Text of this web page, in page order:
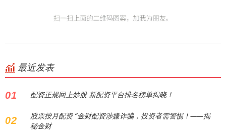
最近发表
01 配资正规网上炒股 新配资平台排名榜单揭晓！
02
股票按月配资 “金财配资涉嫌诈骗，投资者需警惕！——揭
秘金财